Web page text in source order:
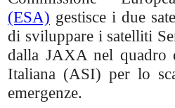
(ESA) gestisce i due
di sviluppare i satelliti
dalla JAXA nel quadro
Italiana (ASI) per lo
emergenze.